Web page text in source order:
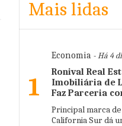
Mais lidas
1
Economia - Há 4
Ronival Real
Imobiliária de
Faz Parceria
Principal marca
California Sur dá